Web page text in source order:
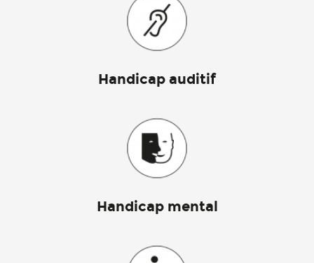
Handicap auditif
Handicap mental